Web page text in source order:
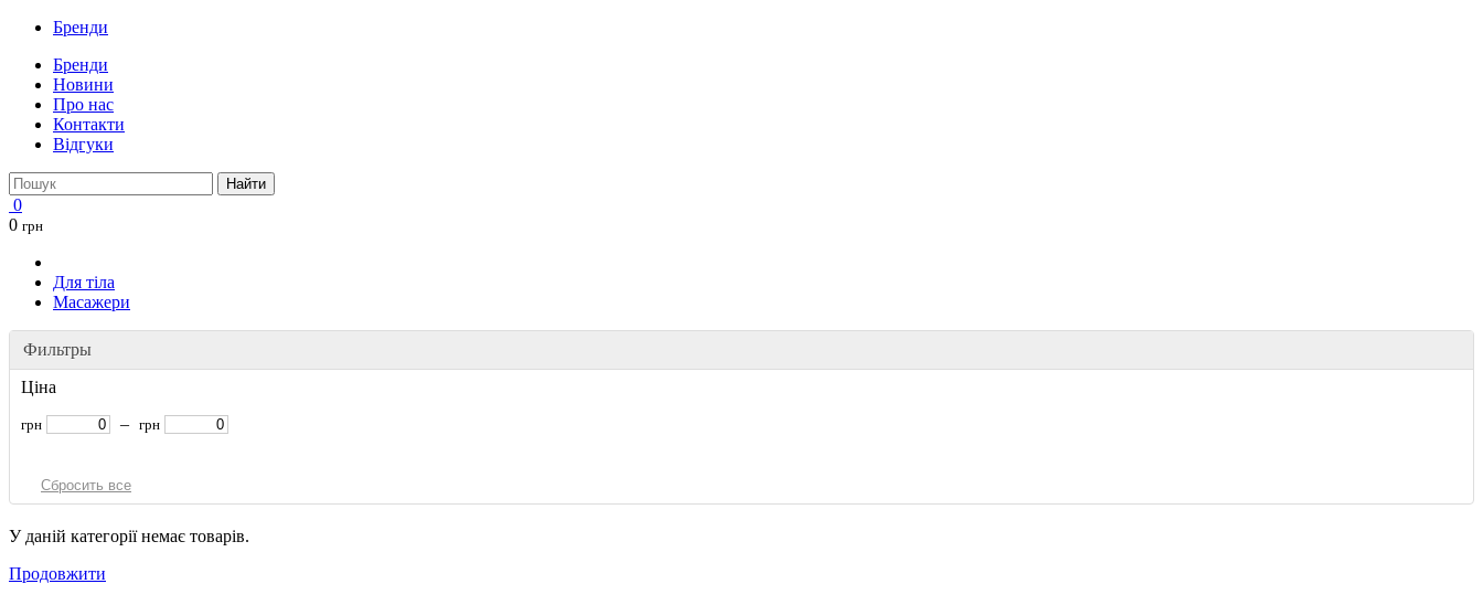
Бренди
Бренди
Новини
Про нас
Контакти
Відгуки
Найти
0
0 грн
Для тіла
Масажери
Фильтры
Ціна
грн – грн
У даній категорії немає товарів.
Продовжити